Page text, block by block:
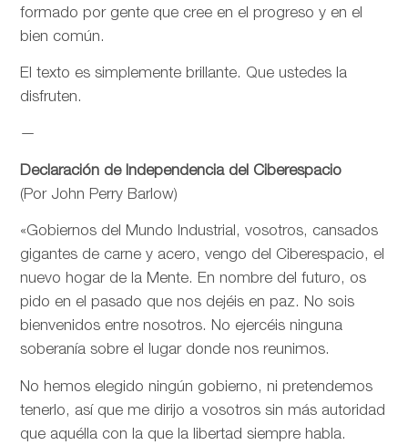
formado por gente que cree en el progreso y en el
bien común.
El texto es simplemente brillante. Que ustedes la
disfruten.
—
Declaración de Independencia del Ciberespacio
(Por John Perry Barlow)
«Gobiernos del Mundo Industrial, vosotros, cansados
gigantes de carne y acero, vengo del Ciberespacio, el
nuevo hogar de la Mente. En nombre del futuro, os
pido en el pasado que nos dejéis en paz. No sois
bienvenidos entre nosotros. No ejercéis ninguna
soberanía sobre el lugar donde nos reunimos.
No hemos elegido ningún gobierno, ni pretendemos
tenerlo, así que me dirijo a vosotros sin más autoridad
que aquélla con la que la libertad siempre habla.